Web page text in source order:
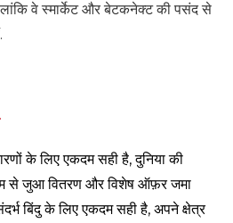
वे स्मार्केट और बेटकनेक्ट की पसंद से
के लिए एकदम सही है, दुनिया की
से जुआ वितरण और विशेष ऑफ़र जमा
बिंदु के लिए एकदम सही है, अपने क्षेत्र